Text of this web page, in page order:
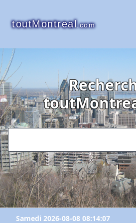
toutMontreal.com
Samedi 2026-08-08 08:14:07